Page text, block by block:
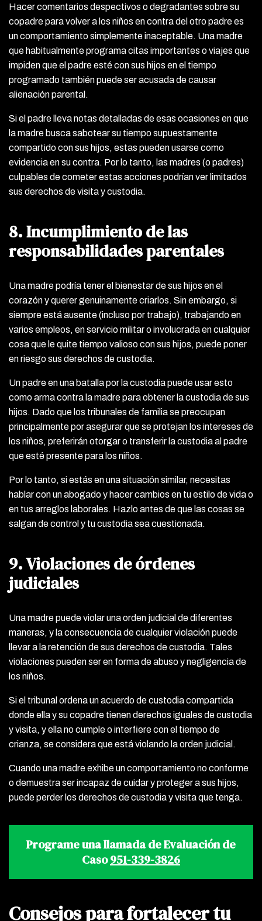
Hacer comentarios despectivos o degradantes sobre su
copadre para volver a los niños en contra del otro padre es
un comportamiento simplemente inaceptable. Una madre
que habitualmente programa citas importantes o viajes que
impiden que el padre esté con sus hijos en el tiempo
programado también puede ser acusada de causar
alienación parental.
Si el padre lleva notas detalladas de esas ocasiones en que
la madre busca sabotear su tiempo supuestamente
compartido con sus hijos, estas pueden usarse como
evidencia en su contra. Por lo tanto, las madres (o padres)
culpables de cometer estas acciones podrían ver limitados
sus derechos de visita y custodia.
8. Incumplimiento de las
responsabilidades parentales
Una madre podría tener el bienestar de sus hijos en el
corazón y querer genuinamente criarlos. Sin embargo, si
siempre está ausente (incluso por trabajo), trabajando en
varios empleos, en servicio militar o involucrada en cualquier
cosa que le quite tiempo valioso con sus hijos, puede poner
en riesgo sus derechos de custodia.
Un padre en una batalla por la custodia puede usar esto
como arma contra la madre para obtener la custodia de sus
hijos. Dado que los tribunales de familia se preocupan
principalmente por asegurar que se protejan los intereses de
los niños, preferirán otorgar o transferir la custodia al padre
que esté presente para los niños.
Por lo tanto, si estás en una situación similar, necesitas
hablar con un abogado y hacer cambios en tu estilo de vida o
en tus arreglos laborales. Hazlo antes de que las cosas se
salgan de control y tu custodia sea cuestionada.
9. Violaciones de órdenes
judiciales
Una madre puede violar una orden judicial de diferentes
maneras, y la consecuencia de cualquier violación puede
llevar a la retención de sus derechos de custodia. Tales
violaciones pueden ser en forma de abuso y negligencia de
los niños.
Si el tribunal ordena un acuerdo de custodia compartida
donde ella y su copadre tienen derechos iguales de custodia
y visita, y ella no cumple o interfiere con el tiempo de
crianza, se considera que está violando la orden judicial.
Cuando una madre exhibe un comportamiento no conforme
o demuestra ser incapaz de cuidar y proteger a sus hijos,
puede perder los derechos de custodia y visita que tenga.
Programe una llamada de Evaluación de
Caso951-339-3826
Consejos para fortalecer tu